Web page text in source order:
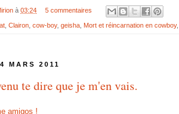
à 03:24 5 commentaires
Clairon cow-boy, geisha Mort et réincarnation en cowboy,
MARS 2011
te dire que je m'en vais.